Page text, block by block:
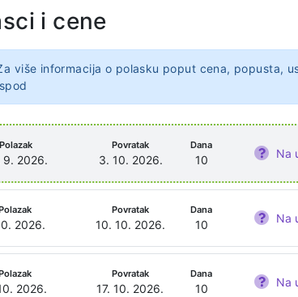
i cene
više informacija o polasku poput cena, popusta,
Polazak
9. 2026.
Povratak
3. 10. 2026.
Dana
10 Na
2026.
Povratak
10. 10. 2026.
Dana
10 Na
2026.
Povratak
17. 10. 2026.
Dana
10 Na